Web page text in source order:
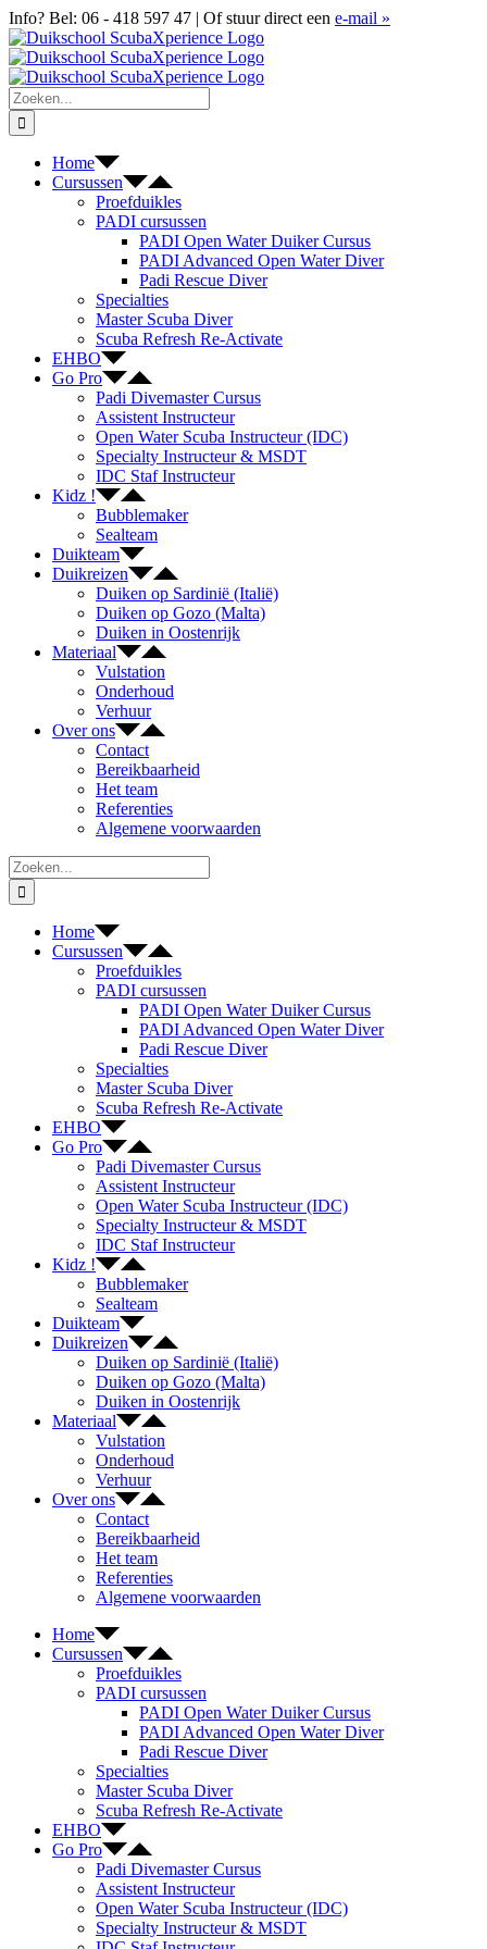
Ga
naar
inhoud
Facebook
X
YouTube
Google
Reviews
Info? Bel: 06 - 418 597 47 | Of stuur direct een e-mail »
Zoeken
naar:
Home
Cursussen
Proefduikles
PADI cursussen
PADI Open Water Duiker Cursus
PADI Advanced Open Water Diver
Padi Rescue Diver
Specialties
Master Scuba Diver
Scuba Refresh Re-Activate
EHBO
Go Pro
Padi Divemaster Cursus
Assistent Instructeur
Open Water Scuba Instructeur (IDC)
Specialty Instructeur & MSDT
IDC Staf Instructeur
Kidz !
Bubblemaker
Sealteam
Duikteam
Duikreizen
Duiken op Sardinië (Italië)
Duiken op Gozo (Malta)
Duiken in Oostenrijk
Materiaal
Vulstation
Onderhoud
Verhuur
Over ons
Contact
Bereikbaarheid
Het team
Referenties
Algemene voorwaarden
Zoeken
naar:
Home
Cursussen
Proefduikles
PADI cursussen
PADI Open Water Duiker Cursus
PADI Advanced Open Water Diver
Padi Rescue Diver
Specialties
Master Scuba Diver
Scuba Refresh Re-Activate
EHBO
Go Pro
Padi Divemaster Cursus
Assistent Instructeur
Open Water Scuba Instructeur (IDC)
Specialty Instructeur & MSDT
IDC Staf Instructeur
Kidz !
Bubblemaker
Sealteam
Duikteam
Duikreizen
Duiken op Sardinië (Italië)
Duiken op Gozo (Malta)
Duiken in Oostenrijk
Materiaal
Vulstation
Onderhoud
Verhuur
Over ons
Contact
Bereikbaarheid
Het team
Referenties
Algemene voorwaarden
Home
Cursussen
Proefduikles
PADI cursussen
PADI Open Water Duiker Cursus
PADI Advanced Open Water Diver
Padi Rescue Diver
Specialties
Master Scuba Diver
Scuba Refresh Re-Activate
EHBO
Go Pro
Padi Divemaster Cursus
Assistent Instructeur
Open Water Scuba Instructeur (IDC)
Specialty Instructeur & MSDT